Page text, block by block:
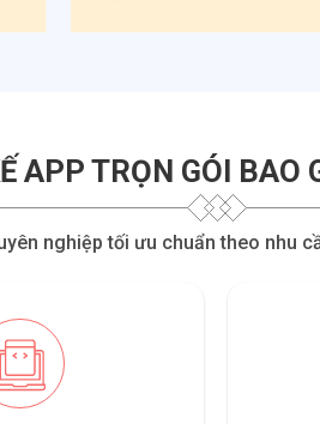
APP TRỌN GÓI BAO
nghiệp tối ưu chuẩn theo nhu